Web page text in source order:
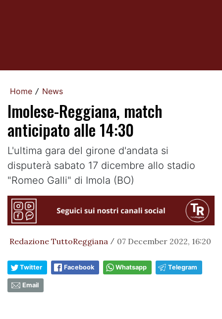
Home / News
Imolese-Reggiana, match
anticipato alle 14:30
L'ultima gara del girone d'andata si
disputerà sabato 17 dicembre allo stadio
"Romeo Galli" di Imola (BO)
Redazione TuttoReggiana / 07 December 2022, 16:20
Twitter Facebook Whatsapp Telegram
Email